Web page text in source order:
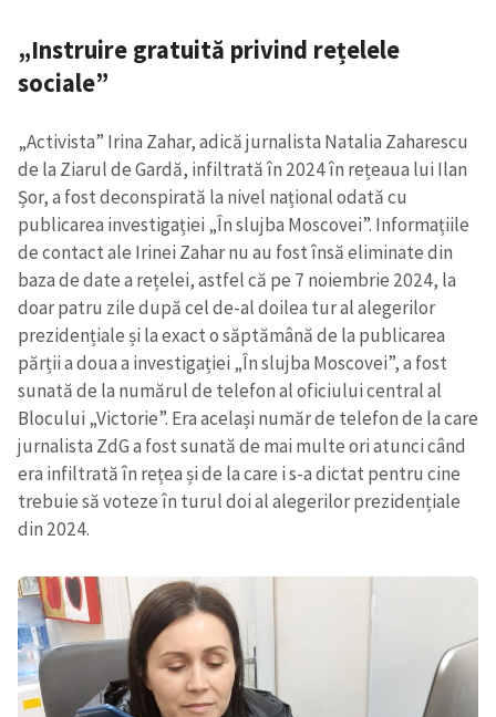
„Instruire gratuită privind rețelele
sociale”
„Activista” Irina Zahar, adică jurnalista Natalia Zaharescu
de la Ziarul de Gardă, infiltrată în 2024 în rețeaua lui Ilan
Șor, a fost deconspirată la nivel național odată cu
publicarea investigației „În slujba Moscovei”. Informațiile
de contact ale Irinei Zahar nu au fost însă eliminate din
baza de date a rețelei, astfel că pe 7 noiembrie 2024, la
doar patru zile după cel de-al doilea tur al alegerilor
prezidențiale și la exact o săptămână de la publicarea
părții a doua a investigației „În slujba Moscovei”, a fost
sunată de la numărul de telefon al oficiului central al
Blocului „Victorie”. Era același număr de telefon de la care
jurnalista ZdG a fost sunată de mai multe ori atunci când
era infiltrată în rețea și de la care i s-a dictat pentru cine
trebuie să voteze în turul doi al alegerilor prezidențiale
din 2024.